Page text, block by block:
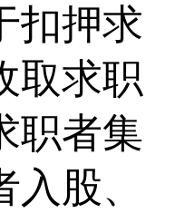
扣押求
取求职
职者集
股、